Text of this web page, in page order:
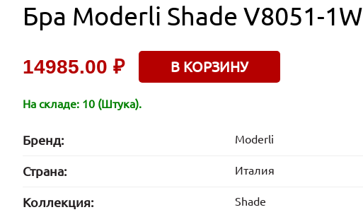
Бра Moderli Shade V8051-1W
14985.00 ₽ В КОРЗИНУ
На складе: 10 (Штука).
Бренд: Moderli
Страна: Италия
Коллекция: Shade